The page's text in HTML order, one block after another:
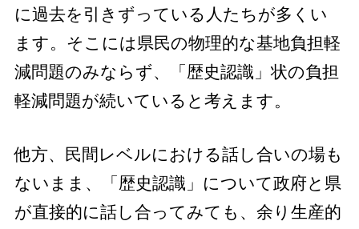
に過去を引きずっている人たちが多くい
ます。そこには県民の物理的な基地負担軽
減問題のみならず、「歴史認識」状の負担
軽減問題が続いていると考えます。
他方、民間レベルにおける話し合いの場も
ないまま、「歴史認識」について政府と県
が直接的に話し合ってみても、余り生産的